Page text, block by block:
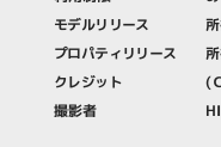
モデルリリース
プロパティリリース
クレジット
(
撮影者